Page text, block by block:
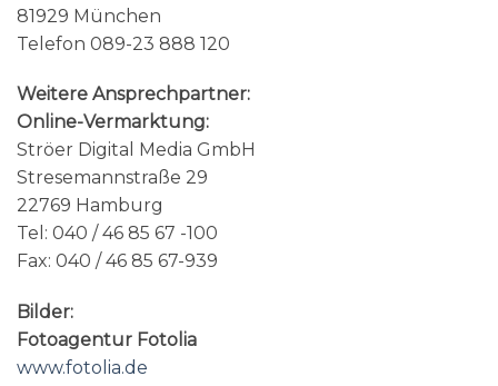
81929 München
Telefon 089-23 888 120
Weitere Ansprechpartner:
Online-Vermarktung:
Ströer Digital Media GmbH
Stresemannstraße 29
22769 Hamburg
Tel: 040 / 46 85 67 -100
Fax: 040 / 46 85 67-939
Bilder:
Fotoagentur Fotolia
www.fotolia.de